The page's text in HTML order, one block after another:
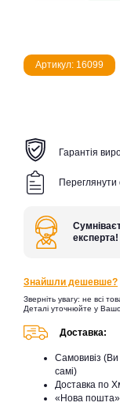
Артикул: 16099
Гарантія
Переглянути
експерта!
Знайшли дешевше?
Зверніть увагу: не всі
Деталі уточнюйте у
Доставка:
Самовивіз
самі)
Доставка по
«Нова пошта»